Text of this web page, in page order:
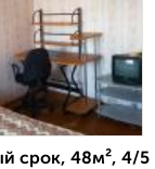
срок, 48м², 4/5